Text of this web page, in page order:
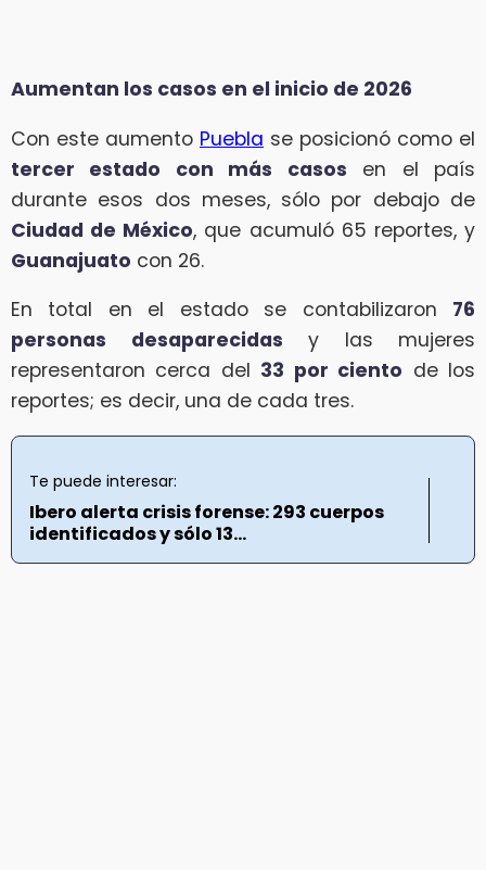
Aumentan los casos en el inicio de 2026
Con este aumento Puebla se posicionó como el
tercer estado con más casos en el país
durante esos dos meses, sólo por debajo de
Ciudad de México, que acumuló 65 reportes, y
Guanajuato con 26.
En total en el estado se contabilizaron 76
personas desaparecidas y las mujeres
representaron cerca del 33 por ciento de los
reportes; es decir, una de cada tres.
Te puede interesar:
Ibero alerta crisis forense: 293 cuerpos
identificados y sólo 13...